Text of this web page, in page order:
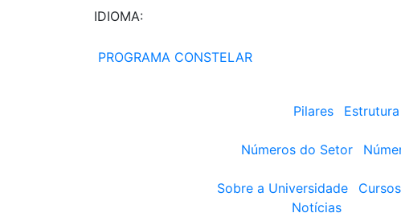
IDIOMA:
PROGRAMA CONSTELAR
Pilares
Estrutura
Números do Setor
Sobre a Universidade
Notícias